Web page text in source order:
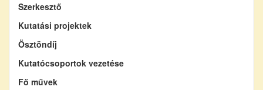
Szerkesztő
Kutatási projektek
Ösztöndíj
Kutatócsoportok vezetése
Fő művek